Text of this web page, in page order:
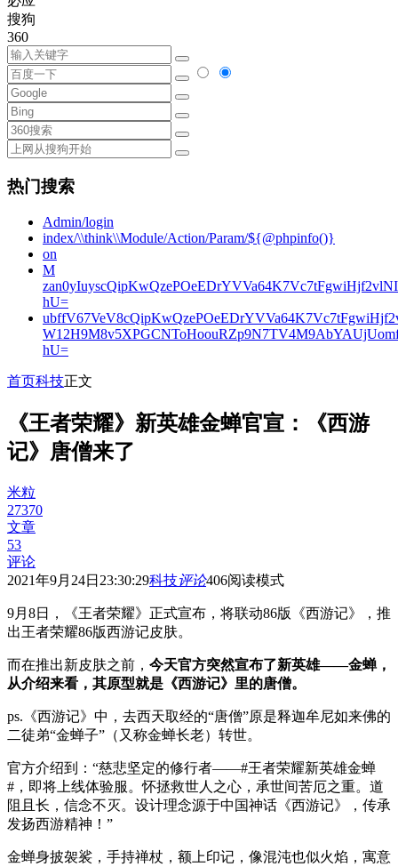
搜狗
360
热门搜索
Admin/login
index/\\think\\Module/Action/Param/${@phpinfo()}
on
M
hU=
hU=
首页科技正文
《王者荣耀》新英雄金蝉官宣：《西游
记》唐僧来了
米粒
27370
文章
53
评论
2021年9月24日23:30:29科技评论406阅读模式
9月8日，《王者荣耀》正式宣布，将联动86版《西游记》，推
出王者荣耀86版西游记皮肤。
而在推出新皮肤之前， 今天官方突然宣布了新英雄——金蝉，
从介绍来看，其原型就是《西游记》里的唐僧。
ps.《西游记》中，去西天取经的“唐僧”原是释迦牟尼如来佛的
二徒弟“金蝉子”（又称金蝉长老）转世。
官方介绍到：“慈悲坚定的修行者——#王者荣耀新英雄金蝉
#，即将上线体验服。怀拯救世人之心，承世间苦厄之重。道
阻且长，信念不灭。设计理念源于中国神话《西游记》，传承
发扬西游精神！”
金蝉身披袈裟，手持禅杖，额上印记，像混沌也似火焰，寓意